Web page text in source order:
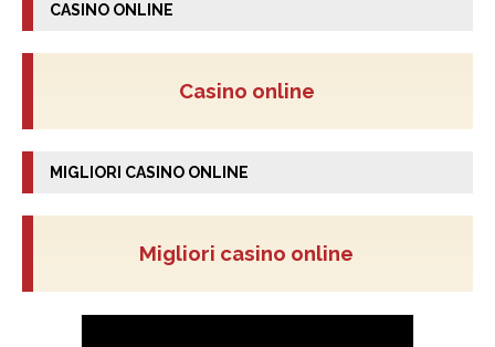
CASINO ONLINE
Casino online
MIGLIORI CASINO ONLINE
Migliori casino online